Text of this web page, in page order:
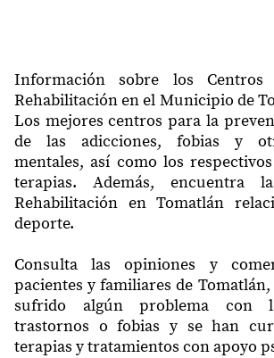
Información sobre los
Rehabilitación en el Municipio de
Los mejores centros para la
de las adicciones, fobias y
mentales, así como los
terapias. Además, encuentra
Rehabilitación en Tomatlán
deporte.
Consulta las opiniones y
pacientes y familiares de
sufrido algún problema con
trastornos o fobias y se han
terapias y tratamientos con apoyo